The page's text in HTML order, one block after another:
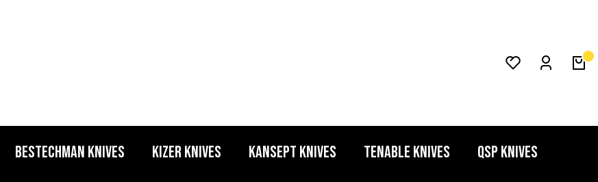
BESTECHMAN KNIVES KIZER KNIVES KANSEPT KNIVES TENABLE KNIVES QSP KNIVES